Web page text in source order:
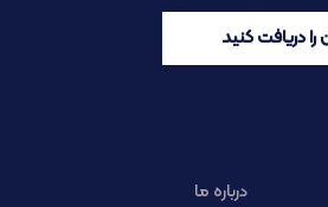
دریافت کنید
درباره ما